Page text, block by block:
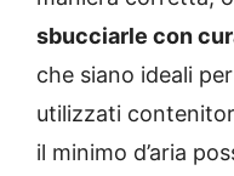
sbucciarle con
che siano ideali
utilizzati
il minimo d’aria